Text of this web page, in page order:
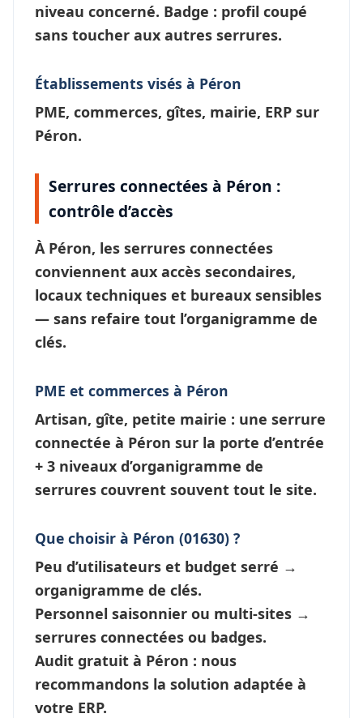
niveau concerné. Badge : profil coupé
sans toucher aux autres serrures.
Établissements visés à Péron
PME, commerces, gîtes, mairie, ERP sur
Péron.
Serrures connectées à Péron :
contrôle d’accès
À Péron, les serrures connectées
conviennent aux accès secondaires,
locaux techniques et bureaux sensibles
— sans refaire tout l’organigramme de
clés.
PME et commerces à Péron
Artisan, gîte, petite mairie : une serrure
connectée à Péron sur la porte d’entrée
+ 3 niveaux d’organigramme de
serrures couvrent souvent tout le site.
Que choisir à Péron (01630) ?
Peu d’utilisateurs et budget serré →
organigramme de clés.
Personnel saisonnier ou multi-sites →
serrures connectées ou badges.
Audit gratuit à Péron : nous
recommandons la solution adaptée à
votre ERP.